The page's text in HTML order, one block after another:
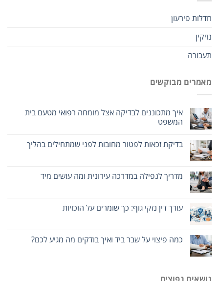
חדלות פירעון
נזיקין
תעבורה
מאמרים מבוקשים
איך מתכוננים לבדיקה אצל מומחה רפואי מטעם בית
המשפט
בדיקת זכאות לפטור מחובות לפני שמתחילים בהליך
מדריך לנפילה במדרכה עירונית ומה עושים מיד
עורך דין נזקי גוף: כך שומרים על הזכויות
כמה פיצוי על שבר ביד ואיך בודקים מה מגיע לכם?